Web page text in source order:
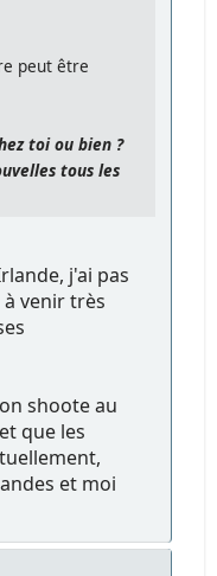
peut être
toi ou bien ?
tous les
j'ai pas
venir très
shoote au
que les
et moi